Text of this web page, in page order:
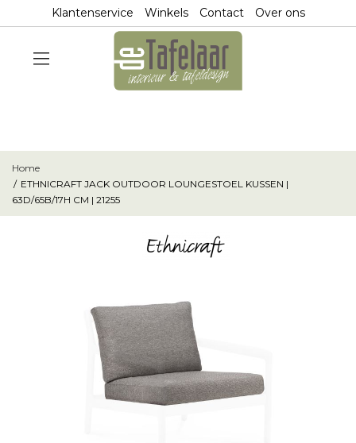
Klantenservice Winkels Contact Over ons
Home
ETHNICRAFT JACK OUTDOOR LOUNGESTOEL KUSSEN |
63D/65B/17H CM | 21255